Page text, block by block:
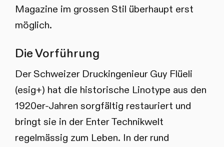
Magazine im grossen Stil überhaupt erst
möglich.
Die Vorführung
Der Schweizer Druckingenieur Guy Flüeli
(esig+) hat die historische Linotype aus den
1920er-Jahren sorgfältig restauriert und
bringt sie in der Enter Technikwelt
regelmässig zum Leben. In der rund